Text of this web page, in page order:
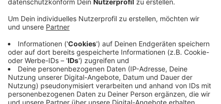
Von der Stadt heißt es: Dort sei im Falle eines Brandes
die Löschwasser-Versorgung nicht gewährleistet. Man
arbeite "mit Hochdruck" an einer Lösung. Zur Dauer der
Sperrung kann man nichts sagen.
Anzeige